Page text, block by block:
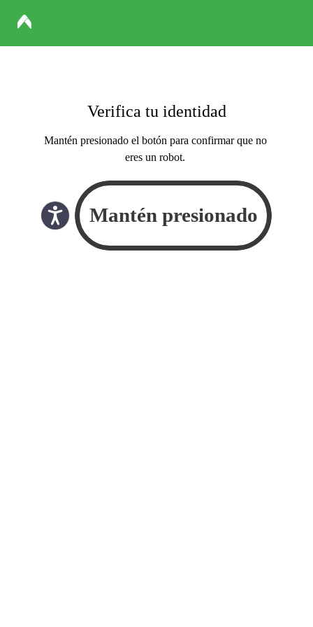
Verifica tu identidad
Mantén presionado el botón para confirmar que no
eres un robot.